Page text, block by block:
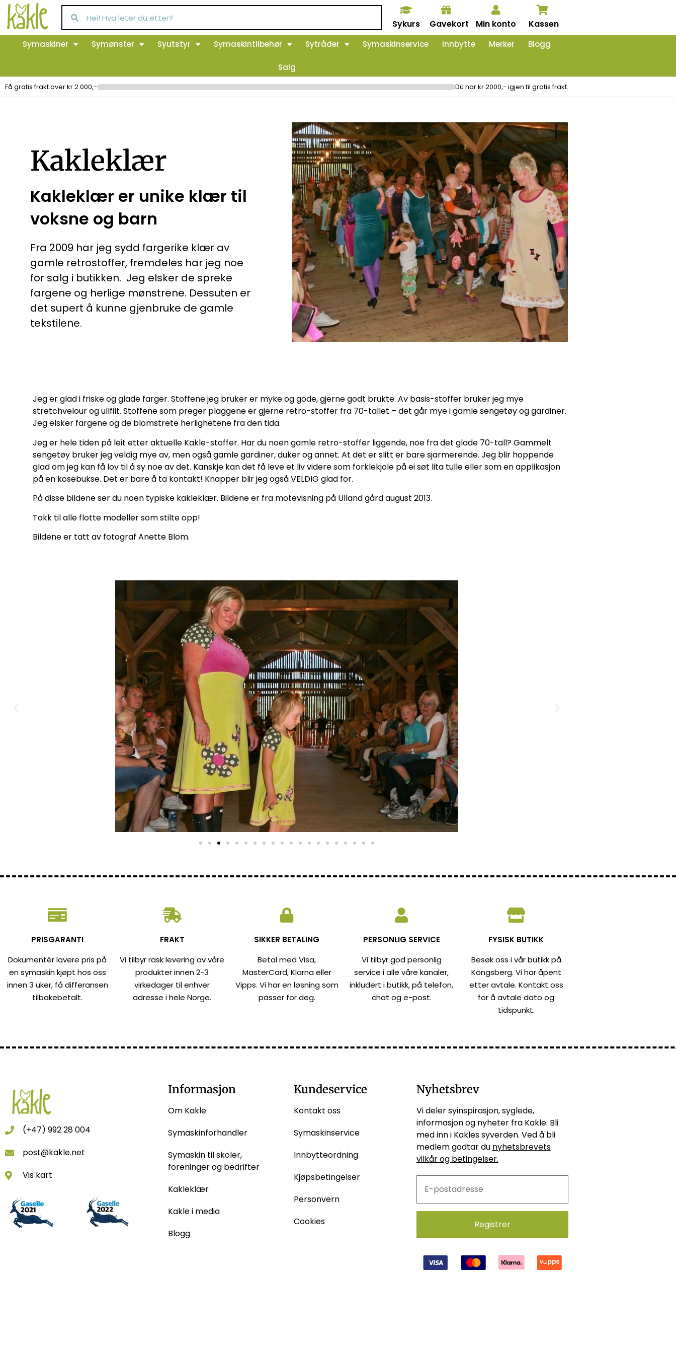
Sykurs Gavekort Min konto Kassen
Symaskiner Symønster Syutstyr Symaskintilbehør Sytråder Symaskinservice Innbytte Merker Blogg
Salg
Få gratis frakt over kr 2 000,- Du har kr 2000,- igjen til gratis frakt.
Kakleklær
Kakleklær er unike klær til
voksne og barn
Fra 2009 har jeg sydd fargerike klær av
gamle retrostoffer, fremdeles har jeg noe
for salg i butikken. Jeg elsker de spreke
fargene og herlige mønstrene. Dessuten er
det supert å kunne gjenbruke de gamle
tekstilene.
Jeg er glad i friske og glade farger. Stoffene jeg bruker er myke og gode, gjerne godt brukte. Av basis-stoffer bruker jeg mye
stretchvelour og ullfilt. Stoffene som preger plaggene er gjerne retro-stoffer fra 70-tallet – det går mye i gamle sengetøy og gardiner.
Jeg elsker fargene og de blomstrete herlighetene fra den tida.
Jeg er hele tiden på leit etter aktuelle Kakle-stoffer. Har du noen gamle retro-stoffer liggende, noe fra det glade 70-tall? Gammelt
sengetøy bruker jeg veldig mye av, men også gamle gardiner, duker og annet. At det er slitt er bare sjarmerende. Jeg blir hoppende
glad om jeg kan få lov til å sy noe av det. Kanskje kan det få leve et liv videre som forklekjole på ei søt lita tulle eller som en applikasjon
på en kosebukse. Det er bare å ta kontakt! Knapper blir jeg også VELDIG glad for.
På disse bildene ser du noen typiske kakleklær. Bildene er fra motevisning på Ulland gård august 2013.
Takk til alle flotte modeller som stilte opp!
Bildene er tatt av fotograf Anette Blom.
PRISGARANTI
Dokumentér lavere pris på
en symaskin kjøpt hos oss
innen 3 uker, få differansen
tilbakebetalt.
FRAKT
Vi tilbyr rask levering av våre
produkter innen 2-3
virkedager til enhver
adresse i hele Norge.
SIKKER BETALING
Betal med Visa,
MasterCard, Klarna eller
Vipps. Vi har en løsning som
passer for deg.
PERSONLIG SERVICE
Vi tilbyr god personlig
service i alle våre kanaler,
inkludert i butikk, på telefon,
chat og e-post.
FYSISK BUTIKK
Besøk oss i vår butikk på
Kongsberg. Vi har åpent
etter avtale. Kontakt oss
for å avtale dato og
tidspunkt.
(+47) 992 28 004
post@kakle.net
Vis kart
Informasjon
Om Kakle
Symaskinforhandler
Symaskin til skoler,
foreninger og bedrifter
Kakleklær
Kakle i media
Blogg
Kundeservice
Kontakt oss
Symaskinservice
Innbytteordning
Kjøpsbetingelser
Personvern
Cookies
Nyhetsbrev
Vi deler syinspirasjon, syglede,
informasjon og nyheter fra Kakle. Bli
med inn i Kakles syverden. Ved å bli
medlem godtar du nyhetsbrevets
vilkår og betingelser.